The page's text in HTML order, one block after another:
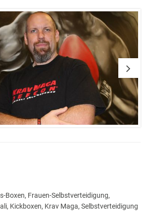
Boxen, Frauen-Selbstverteidigung,
Kickboxen, Krav Maga, Selbstverteidigung